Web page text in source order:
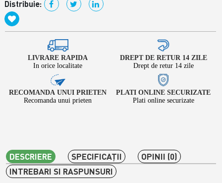
Distribuie:
LIVRARE RAPIDA
In orice localitate
DREPT DE RETUR 14 ZILE
Drept de retur 14 zile
RECOMANDA UNUI PRIETEN
Recomanda unui prieten
PLATI ONLINE SECURIZATE
Plati online securizate
DESCRIERE SPECIFICAŢII
OPINII (0)
INTREBARI SI RASPUNSURI